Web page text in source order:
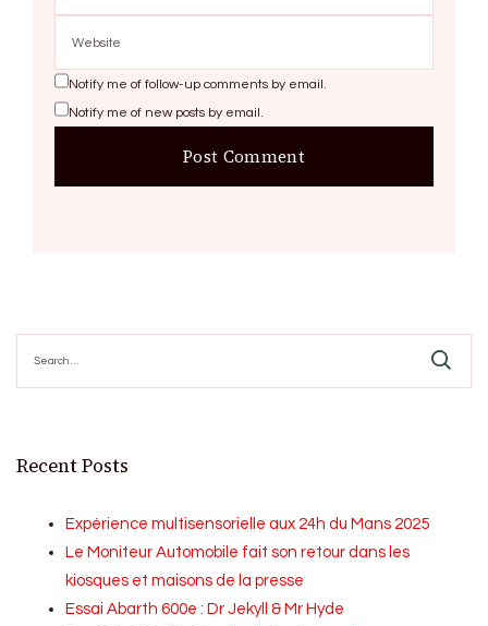
Notify me of follow-up comments by email.
Notify me of new posts by email.
for:
Recent Posts
Expérience multisensorielle aux 24h du Mans 2025
Le Moniteur Automobile fait son retour dans les
kiosques et maisons de la presse
Essai Abarth 600e : Dr Jekyll & Mr Hyde